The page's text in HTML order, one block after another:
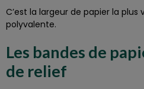
C’est la largeur de papier la plus
polyvalente.
Les bandes de
de relief